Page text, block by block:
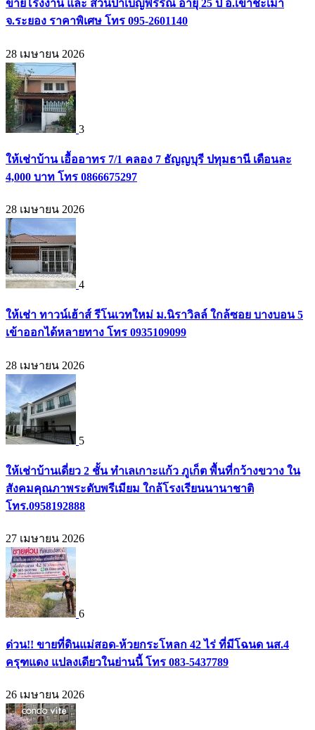
ขายโรงงาน และ สวนป่าเบญพรรณ อายุ 25 ปี อ.เขาชะเมา
จ.ระยอง ราคาพิเศษ โทร 095-2601140
28 เมษายน 2026
3
ให้เช่าบ้าน เอื้ออาทร 7/1 คลอง 7 ธัญญบุรี ปทุมธานี เดือนละ
4,000 บาท โทร 0866675297
28 เมษายน 2026
4
ให้เช่า ทาวน์เฮ้าส์ รีโนเวทใหม่ ม.นิราวิลล์ ใกล้ซอย บางบอน 5
เข้าออกได้หลายทาง โทร 0935109099
28 เมษายน 2026
5
ให้เช่าบ้านเดี่ยว 2 ชั้น ทำเลเกาะแก้ว ภูเก็ต พื้นที่กว้างขวาง ใน
สังคมคุณภาพระดับพรีเมียม ใกล้โรงเรียนนานาชาติ
โทร.0958192888
27 เมษายน 2026
6
ด่วน!! ขายที่ดินแม่สอด-ห้วยกระโหลก 42 ไร่ ที่มีโฉนด นส.4
ครุฑแดง แปลงเดียวในย่านนี้ โทร 083-5437789
26 เมษายน 2026